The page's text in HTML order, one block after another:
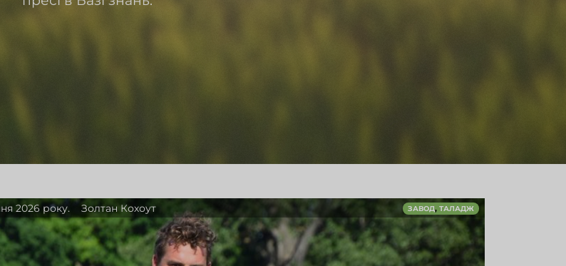
2026 року. Золтан Кохоут ЗАВОД,ТАЛАДЖ